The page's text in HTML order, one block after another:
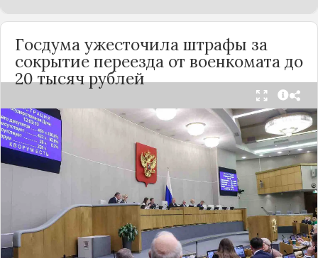
Госдума ужесточила штрафы за
сокрытие переезда от военкомата до
20 тысяч рублей
Госдума приняла в первом чтении законопроект,
увеличивающий штрафы для граждан, которые
не уведомляют военкоматы о смене места
жительства. Если документ окончательно
утвердят, сумма взыскания вырастет в 4 раза — с
текущих 1–5 тыс. рублей до 10–20 тыс. рублей.
Согласно пояснительной записке,
административная ответственность наступает,
если гражданин не сообщил в военный